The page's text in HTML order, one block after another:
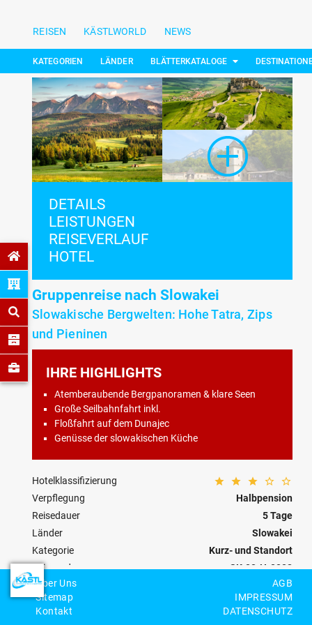
REISEN KÄSTLWORLD NEWS
KATEGORIEN LÄNDER BLÄTTERKATALOGE
DETAILS
LEISTUNGEN
REISEVERLAUF
HOTEL
Gruppenreise nach Slowakei
Slowakische Bergwelten: Hohe Tatra, Zips
und Pieninen
IHRE HIGHLIGHTS
Atemberaubende Bergpanoramen & klare Seen
Große Seilbahnfahrt inkl.
Floßfahrt auf dem Dunajec
Genüsse der slowakischen Küche
Hotelklassifizierung
Verpflegung
Halbpension
Reisedauer
5 Tage
Länder
Slowakei
Kategorie
Kurz- und Standort
Reisecode
SK-00-H-0002
Über Uns
Sitemap
Kontakt
AGB
IMPRESSUM
DATENSCHUTZ